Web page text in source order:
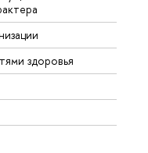
здоровья